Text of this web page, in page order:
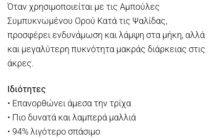
Όταν χρησιμοποιείται με τις Αμπούλες
Συμπυκνωμένου Ορού Κατά τις Ψαλίδας,
προσφέρει ενδυνάμωση και λάμψη στα μήκη, αλλά
και μεγαλύτερη πυκνότητα μακράς διάρκειας στις
άκρες.
Ιδιότητες
• Επανορθώνει άμεσα την τρίχα
• Πιο δυνατά και λαμπερά μαλλιά
• 94% λιγότερο σπάσιμο